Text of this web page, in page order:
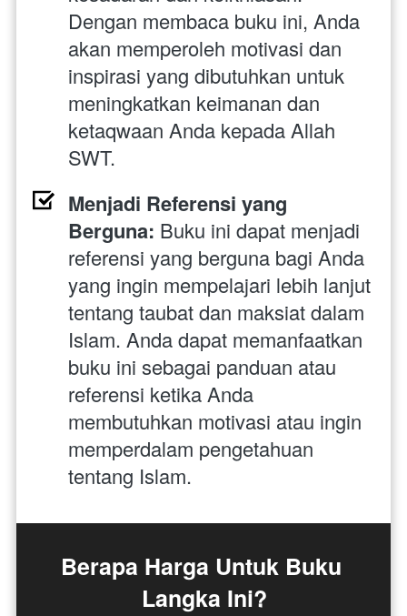
Dengan membaca buku ini, Anda
akan memperoleh motivasi dan
inspirasi yang dibutuhkan untuk
meningkatkan keimanan dan
ketaqwaan Anda kepada Allah
SWT.
Menjadi Referensi yang
Berguna: Buku ini dapat menjadi
referensi yang berguna bagi Anda
yang ingin mempelajari lebih lanjut
tentang taubat dan maksiat dalam
Islam. Anda dapat memanfaatkan
buku ini sebagai panduan atau
referensi ketika Anda
membutuhkan motivasi atau ingin
memperdalam pengetahuan
tentang Islam.
Berapa Harga Untuk Buku
Langka Ini?